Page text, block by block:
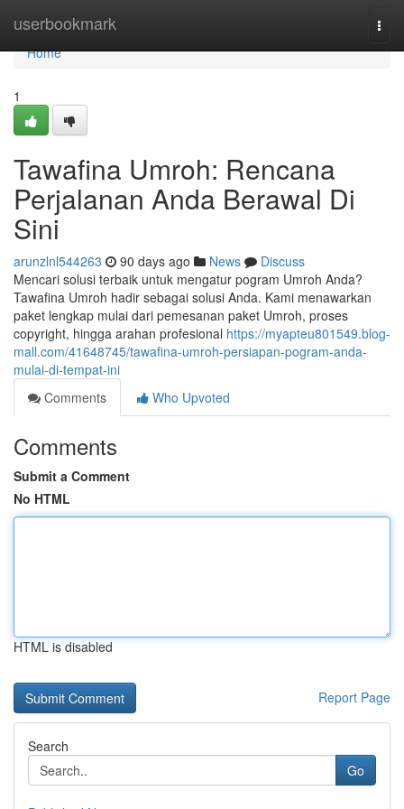
userbookmark
Home
Home
1
Tawafina Umroh: Rencana
Perjalanan Anda Berawal Di
Sini
arunzlnl544263 90 days ago News
Discuss
Mencari solusi terbaik untuk mengatur pogram Umroh Anda?
Tawafina Umroh hadir sebagai solusi Anda. Kami menawarkan
paket lengkap mulai dari pemesanan paket Umroh, proses
copyright, hingga arahan profesional https://myapteu801549.blog-
mall.com/41648745/tawafina-umroh-persiapan-pogram-anda-
mulai-di-tempat-ini
Comments
Who Upvoted
Comments
Submit a Comment
No HTML
HTML is disabled
Report Page
Search
Go